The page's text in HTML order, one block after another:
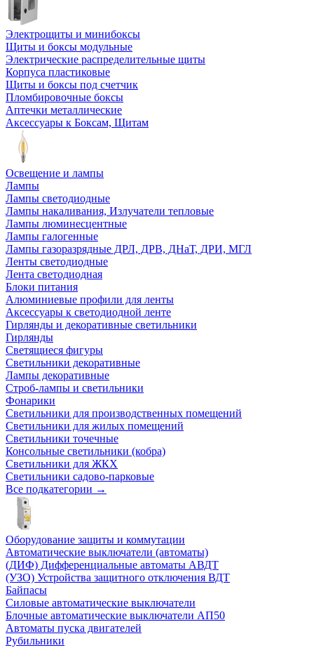
Электрощиты и минибоксы
Щиты и боксы модульные
Электрические распределительные щиты
Корпуса пластиковые
Щиты и боксы под счетчик
Пломбировочные боксы
Аптечки металлические
Аксессуары к Боксам, Щитам
Освещение и лампы
Лампы
Лампы светодиодные
Лампы накаливания, Излучатели тепловые
Лампы люминесцентные
Лампы галогенные
Лампы газоразрядные ДРЛ, ДРВ, ДНаТ, ДРИ, МГЛ
Ленты светодиодные
Лента светодиодная
Блоки питания
Алюминиевые профили для ленты
Аксессуары к светодиодной ленте
Гирлянды и декоративные светильники
Гирлянды
Светящиеся фигуры
Светильники декоративные
Лампы декоративные
Строб-лампы и светильники
Фонарики
Светильники для производственных помещений
Светильники для жилых помещений
Светильники точечные
Консольные светильники (кобра)
Светильники для ЖКХ
Светильники садово-парковые
Все подкатегории →
Оборудование защиты и коммутации
Автоматические выключатели (автоматы)
(ДИФ) Дифференциальные автоматы АВДТ
(УЗО) Устройства защитного отключения ВДТ
Байпасы
Силовые автоматические выключатели
Блочные автоматические выключатели АП50
Автоматы пуска двигателей
Рубильники